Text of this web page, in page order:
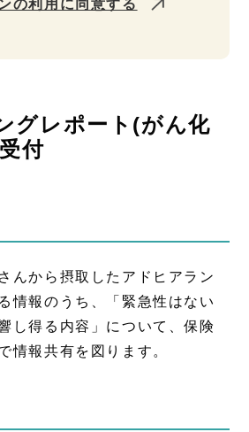
の利用に同意する
グレポート(がん化
付
んから摂取したアドヒアラン
情報のうち、「緊急性はない
し得る内容」について、保険
情報共有を図ります。